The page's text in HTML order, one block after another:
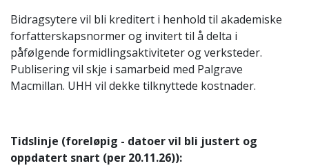
Bidragsytere vil bli kreditert i henhold til akademiske
forfatterskapsnormer og invitert til å delta i
påfølgende formidlingsaktiviteter og verksteder.
Publisering vil skje i samarbeid med Palgrave
Macmillan. UHH vil dekke tilknyttede kostnader.
Tidslinje (foreløpig - datoer vil bli justert og
oppdatert snart (per 20.11.26)):